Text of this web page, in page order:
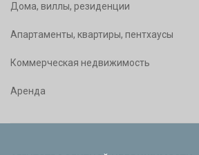
Дома, виллы, резиденции
Апартаменты, квартиры, пентхаусы
Коммерческая недвижимость
Аренда